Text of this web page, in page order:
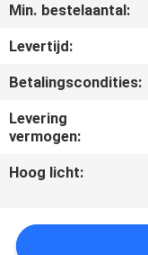
CONTACTEER
ONS
VERZOEK
OM EEN
CITAAT
COMPANY
Min. bestelaantal:
Levertijd:
Betalingscondities:
Levering
vermogen:
Hoog licht: